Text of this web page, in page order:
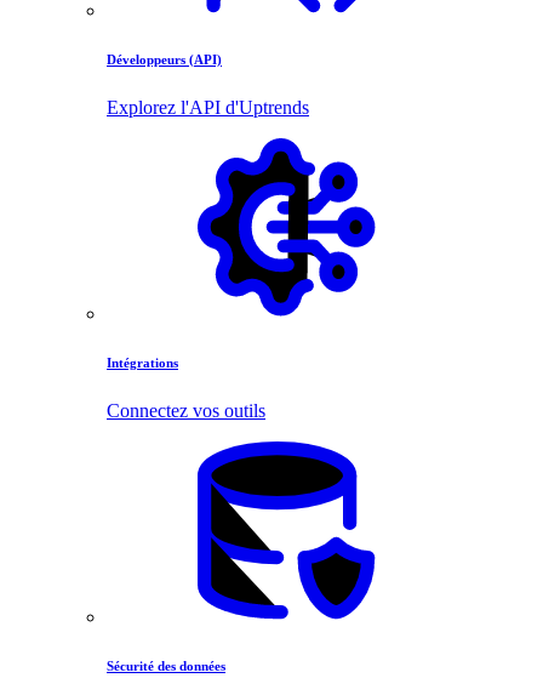
Développeurs (API)
Explorez l'API d'Uptrends
Intégrations
Connectez vos outils
Sécurité des données